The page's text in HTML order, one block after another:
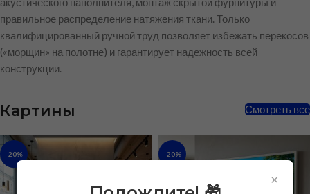
правильное распределение натяжения ткани. Только
квалифицированный ручной труд позволяет избежать перекосов
(«морщин» на полотне) и гарантирует надежность всей
конструкции.
Смотреть все
Картины
-20% -20%
×